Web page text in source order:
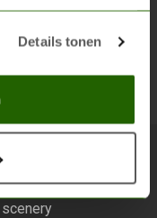
Details tonen
laatste acties